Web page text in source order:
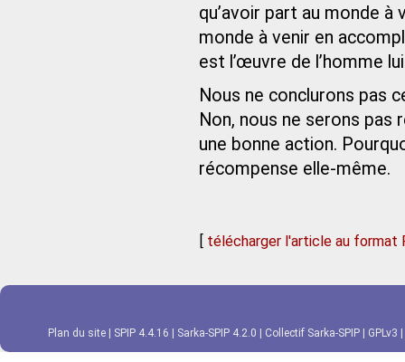
qu’avoir part au monde
monde à venir en
est l’œuvre de l’homme
Nous ne conclurons pas
Non, nous ne serons
une bonne action.
récompense elle-même.
[ télécharger l'article au format
Plan du site SPIP 4.4.16 Sarka-SPIP 4.2.0 Collectif Sarka-SPIP GPLv3